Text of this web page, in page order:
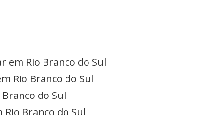
em Rio Branco do Sul
Rio Branco do Sul
do Sul
Branco do Sul